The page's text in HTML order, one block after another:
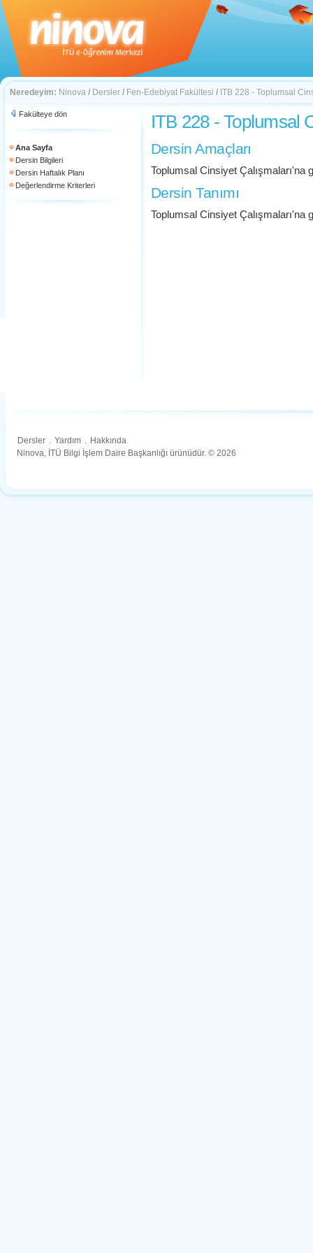
Neredeyim: Ninova / Dersler / Fen-Edebiyat Fakültesi / ITB 228 - Toplumsal
Fakülteye dön
Ana Sayfa
Dersin Bilgileri
Dersin Haftalık Planı
Değerlendirme Kriterleri
ITB 228 - Toplumsal
Dersin Amaçları
Toplumsal Cinsiyet Çalışmaları'na
Dersin Tanımı
Toplumsal Cinsiyet Çalışmaları'na
Dersler . Yardım . Hakkında
Ninova, İTÜ Bilgi İşlem Daire Başkanlığı ürünüdür. © 2026